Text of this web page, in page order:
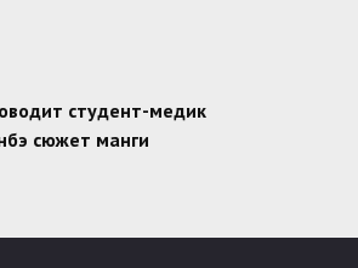
студент-медик
сюжет манги